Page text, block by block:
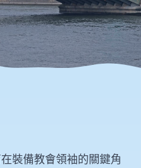
裝備教會領袖的關鍵角